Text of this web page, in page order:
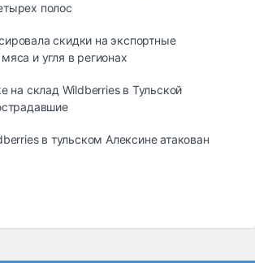
полос
скидки на экспортные
и угля в регионах
на склад Wildberries в Тульской
в тульском Алексине атакован